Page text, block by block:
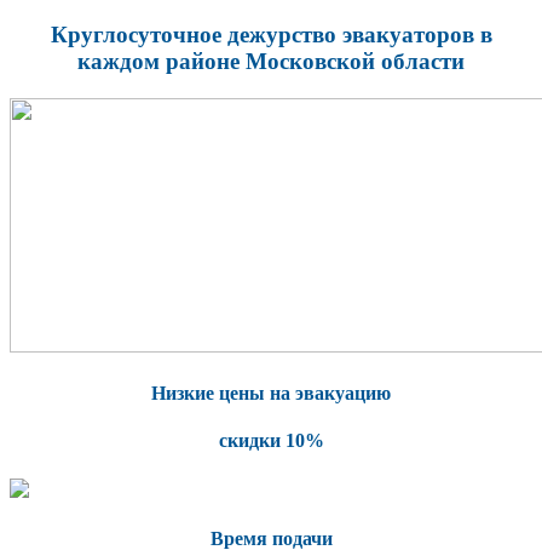
Круглосуточное дежурство эвакуаторов в
каждом районе Московской области
Низкие цены на эвакуацию
скидки 10%
Время подачи